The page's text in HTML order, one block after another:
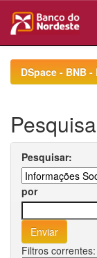
navigationDSpace - BNB
Pesquisar:
por
Filtros correntes: